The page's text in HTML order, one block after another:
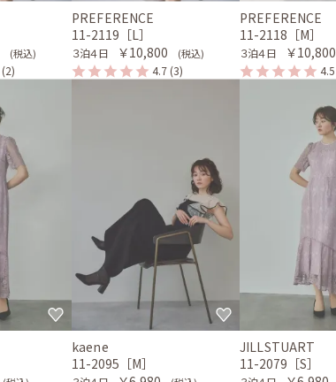
(税込)
(2)
PREFERENCE
11-2119［L］
３泊４日 ￥10,800 (税込)
4.7 (3)
PREFERENCE
11-2118［M］
３泊４日 ￥10,800
4.5
kaene
11-2095［M］
JILLSTUART
11-2079［S］